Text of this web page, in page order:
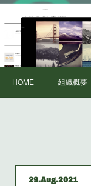
HOME 組織概要
29 Aug 2021